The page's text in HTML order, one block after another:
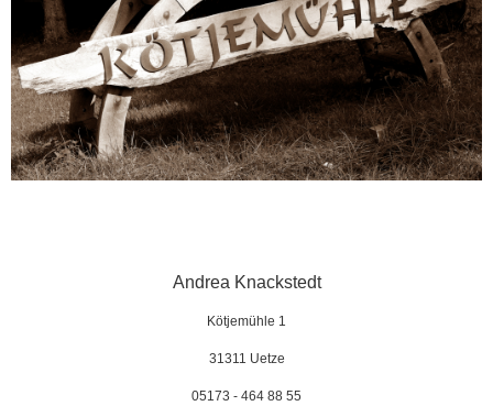
Andrea Knackstedt
Kötjemühle 1
31311 Uetze
05173 - 464 88 55